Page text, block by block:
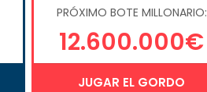
PRÓXIMO BOTE MILLONARIO:
12.600.000€
JUGAR EL GORDO